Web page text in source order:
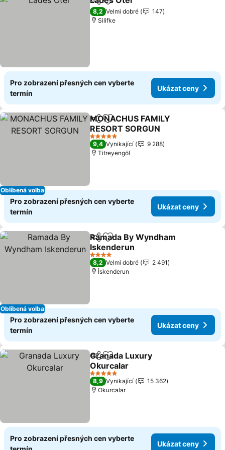
SdíletPřidat na seznam oblíbených
8,2 Velmi dobré
147
Silifke
Pro zobrazení přesných cen vyberte
termín
Ukázat ceny
Oblíbená volba
SdíletPřidat na seznam oblíbených
MONACHUS FAMILY
RESORT SORGUN
Ukázat ceny
5 Počet hvězdiček
9,4 Vynikající
9 288
Titreyengöl
Pro zobrazení přesných cen vyberte
termín
Ukázat ceny
Oblíbená volba
SdíletPřidat na seznam oblíbených
Ramada By Wyndham
Iskenderun
Ukázat ceny
4 Počet hvězdiček
8,2 Velmi dobré
2 491
İskenderun
Pro zobrazení přesných cen vyberte
termín
Ukázat ceny
SdíletPřidat na seznam oblíbených
Granada Luxury
Okurcalar
Ukázat ceny
5 Počet hvězdiček
8,9 Vynikající
15 362
Okurcalar
Pro zobrazení přesných cen vyberte
Ukázat ceny